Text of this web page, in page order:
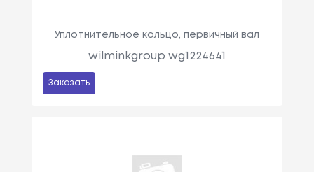
Уплотнительное кольцо, первичный вал
wilminkgroup wg1224641
Заказать